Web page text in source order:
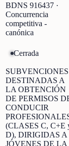
BDNS 916437 ·
Concurrencia
competitiva -
canónica
Cerrada
SUBVENCIONES
DESTINADAS A
LA OBTENCIÓN
DE PERMISOS
CONDUCIR
(CLASES C, C+E
D), DIRIGIDAS A
JÓVENES DE LA